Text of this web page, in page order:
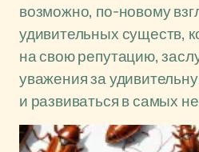
возможно, по-новому
удивительных существ,
на свою репутацию,
уважения за
и развиваться в самых